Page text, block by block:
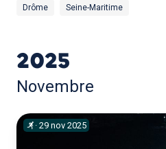
Drôme Seine-Maritime
2025
Novembre
· 29 nov 2025